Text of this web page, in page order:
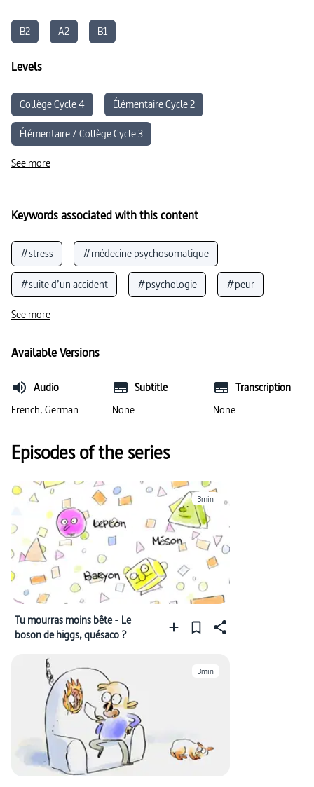
B2 A2 B1
Levels
Collège Cycle 4
Élémentaire Cycle 2
Élémentaire / Collège Cycle 3
See more
Keywords associated with this content
#stress #médecine psychosomatique
#suite d’un accident #psychologie #peur
See more
Available Versions
Audio
French, German
Subtitle
None
Transcription
None
Episodes of the series
3min
Tu mourras moins bête - Le
boson de higgs, quésaco ?
3min